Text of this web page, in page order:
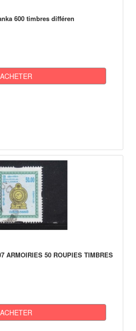
600 timbres différen
ACHETER
ARMOIRIES 50 ROUPIES TIMBRES
ACHETER